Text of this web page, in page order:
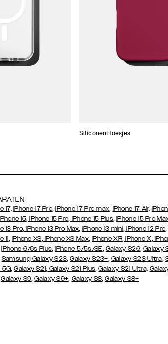
Siliconen Hoesjes
17, iPhone 17 Pro,iPhone 17 Pro max, iPhone 17 Air,
15, iPhone 15 Pro, iPhone 15 Plus,iPhone 15 Pro
13 Pro, iPhone 13 Pro Max, iPhone 13 mini,iPhone 12 Pro
11, iPhone XS,iPhone XS Max,iPhone XR,iPhone X,
iPhone 6/6s Plus,iPhone 5/5s/SE, Galaxy S26,Galaxy
Samsung Galaxy S23,Galaxy S23+, Galaxy S23 Ultra,
5G,Galaxy S21, Galaxy S21 Plus,Galaxy S21 Ultra,
Galaxy S9,Galaxy S9+, Galaxy S8,Galaxy S8+